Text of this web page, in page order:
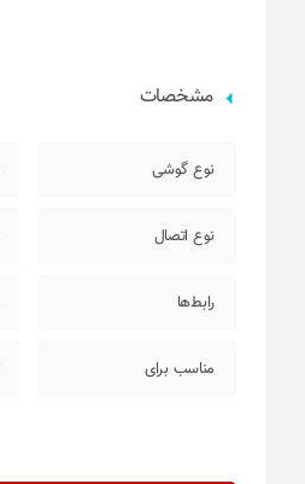
مشخصات
نوع گوشی
نوع اتصال
رابط‌ها
مناسب برای